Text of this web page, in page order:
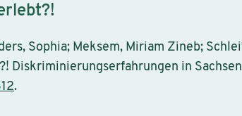
Sophia; Meksem, Miriam Zineb;
Diskriminierungserfahrungen in
.